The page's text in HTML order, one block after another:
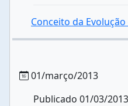
Conceito da
01/março/2013
Publicado 01/03/